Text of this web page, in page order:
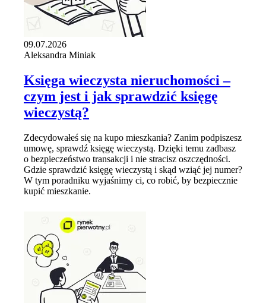
09.07.2026
Aleksandra Miniak
Księga wieczysta nieruchomości –
czym jest i jak sprawdzić księgę
wieczystą?
Zdecydowałeś się na kupo mieszkania? Zanim podpiszesz
umowę, sprawdź księgę wieczystą. Dzięki temu zadbasz
o bezpieczeństwo transakcji i nie stracisz oszczędności.
Gdzie sprawdzić księgę wieczystą i skąd wziąć jej numer?
W tym poradniku wyjaśnimy ci, co robić, by bezpiecznie
kupić mieszkanie.